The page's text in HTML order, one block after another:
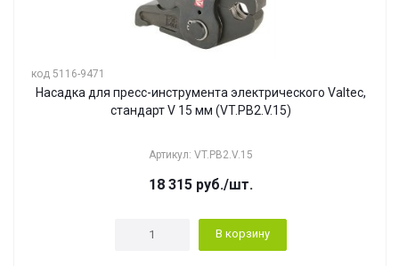
код 5116-9471
Насадка для пресс-инструмента электрического Valtec,
стандарт V 15 мм (VT.PB2.V.15)
Артикул: VT.PB2.V.15
18 315руб./шт.
В корзину